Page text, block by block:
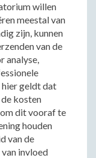
willen
meestal van
zijn, kunnen
van de
analyse,
geldt dat
kosten
dit vooraf te
houden
van de
invloed